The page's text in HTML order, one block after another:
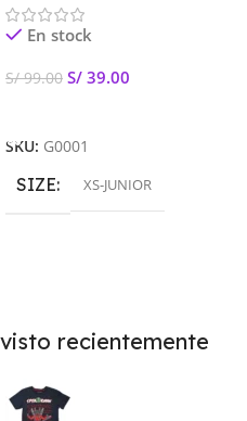
En stock
S/99.00 S/ 39.00
SKU: G0001
SIZE XS-JUNIOR
visto recientemente